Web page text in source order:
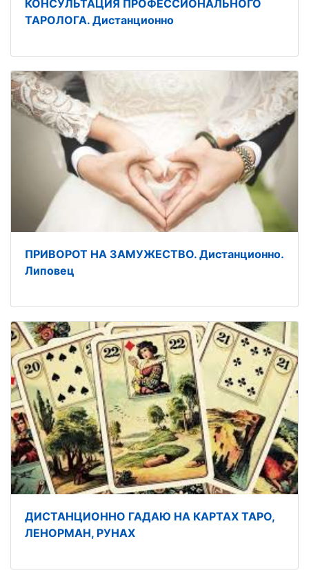
КОНСУЛЬТАЦИЯ ПРОФЕССИОНАЛЬНОГО
ТАРОЛОГА. Дистанционно
ПРИВОРОТ НА ЗАМУЖЕСТВО. Дистанционно.
Липовец
ДИСТАНЦИОННО ГАДАЮ НА КАРТАХ ТАРО,
ЛЕНОРМАН, РУНАХ